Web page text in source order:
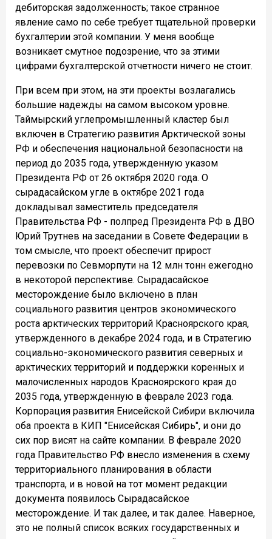
дебиторская задолженность; такое странное
явление само по себе требует тщательной проверки
бухгалтерии этой компании. У меня вообще
возникает смутное подозрение, что за этими
цифрами бухгалтерской отчетности ничего не стоит.
При всем при этом, на эти проекты возлагались
большие надежды на самом высоком уровне.
Таймырский углепромышленный кластер был
включен в Стратегию развития Арктической зоны
РФ и обеспечения национальной безопасности на
период до 2035 года, утвержденную указом
Президента РФ от 26 октября 2020 года. О
сырадасайском угле в октябре 2021 года
докладывал заместитель председателя
Правительства РФ - полпред Президента РФ в ДВО
Юрий Трутнев на заседании в Совете Федерации в
том смысле, что проект обеспечит прирост
перевозки по Севморпути на 12 млн тонн ежегодно
в некоторой перспективе. Сырадасайское
месторождение было включено в план
социального развития центров экономического
роста арктических территорий Красноярского края,
утвержденного в декабре 2024 года, и в Стратегию
социально-экономического развития северных и
арктических территорий и поддержки коренных и
малочисленных народов Красноярского края до
2035 года, утвержденную в феврале 2023 года.
Корпорация развития Енисейской Сибири включила
оба проекта в КИП "Енисейская Сибирь", и они до
сих пор висят на сайте компании. В феврале 2020
года Правительство РФ внесло изменения в схему
территориального планирования в области
транспорта, и в новой на тот момент редакции
документа появилось Сырадасайское
месторождение. И так далее, и так далее. Наверное,
это не полный список всяких государственных и